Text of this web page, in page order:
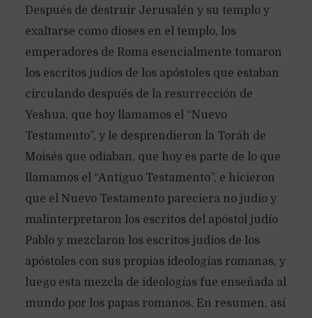
Después de destruir Jerusalén y su templo y
exaltarse como dioses en el templo, los
emperadores de Roma esencialmente tomaron
los escritos judíos de los apóstoles que estaban
circulando después de la resurrección de
Yeshua, que hoy llamamos el “Nuevo
Testamento”, y le desprendieron la Toráh de
Moisés que odiaban, que hoy es parte de lo que
llamamos el “Antiguo Testamento”, e hicieron
que el Nuevo Testamento pareciera no judío y
malinterpretaron los escritos del apóstol judío
Pablo y mezclaron los escritos judíos de los
apóstoles con sus propias ideologías romanas, y
luego esta mezcla de ideologías fue enseñada al
mundo por los papas romanos. En resumen, así